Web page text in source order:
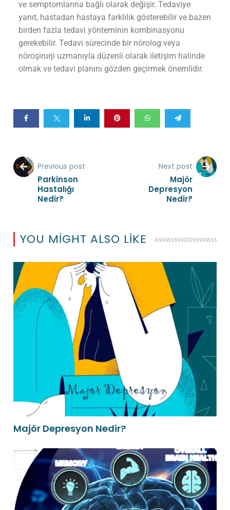
ve semptomlarına bağlı olarak değişir. Tedaviye
yanıt, hastadan hastaya farklılık gösterebilir ve bazen
birden fazla tedavi yönteminin kombinasyonu
gerekebilir. Tedavi sürecinde bir nörolog veya
nöroşirurji uzmanıyla düzenli olarak iletişim halinde
olmak ve tedavi planını gözden geçirmek önemlidir.
Previous post
Parkinson
Hastalığı
Nedir?
Next post
Majör
Depresyon
Nedir?
YOU MIGHT ALSO LIKE
Majör Depresyon Nedir?